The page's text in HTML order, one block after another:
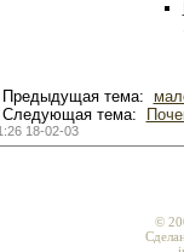
тема:
тема:
18-02-03
©